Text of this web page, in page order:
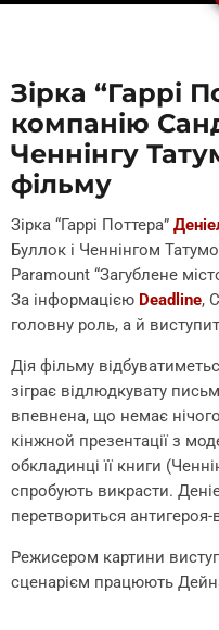
Зірка “Гаррі
компанію
Ченнінгу
фільму
Зірка “Гаррі Поттера”
Буллок і Ченнінгом
Paramount “Загублене
За інформацією Deadline,
головну роль, а й
Дія фільму
зіграє відлюдкувату
впевнена, що немає
кінжной презентації з
обкладинці її книги
спробують викрасти.
перетвориться антигероя-
Режисером картини
сценарієм працюють